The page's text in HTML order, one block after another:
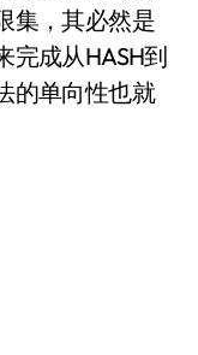
集，其必然是
完成从HASH到
的单向性也就